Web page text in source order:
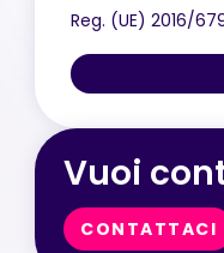
Reg. (UE) 2016/
Vuoi
CONTATTACI